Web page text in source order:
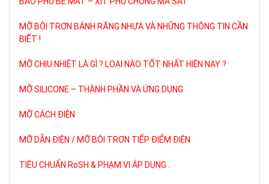
MỠ BÔI TRƠN BÁNH RĂNG NHỰA VÀ NHỮNG THÔNG TIN CẦN
BIẾT !
MỠ CHỊU NHIỆT LÀ GÌ ? LOẠI NÀO TỐT NHẤT HIỆN NAY ?
MỠ SILICONE – THÀNH PHẦN VÀ ỨNG DỤNG
MỠ CÁCH ĐIỆN
MỠ DẪN ĐIỆN / MỠ BÔI TRƠN TIẾP ĐIỂM ĐIỆN
TIÊU CHUẨN RoSH & PHẠM VI ÁP DỤNG .